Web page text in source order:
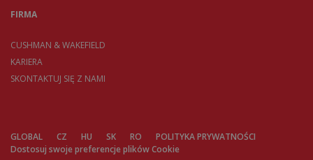
FIRMA
CUSHMAN & WAKEFIELD
KARIERA
SKONTAKTUJ SIĘ Z NAMI
GLOBAL CZ HU SK RO
POLITYKA PRYWATNOŚCI
Dostosuj swoje preferencje plików Cookie